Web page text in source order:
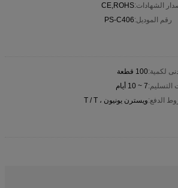
الشهادات:CE,ROHS
رقم الموديل:PS-C406
لكمية:100 قطعة
التسليم:7 ~ 10 أيام
الدفع:ويسترن يونيون ، T / T